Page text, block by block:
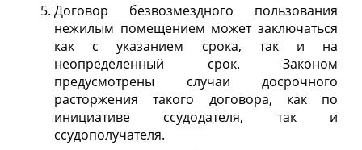
Договор безвозмездного пользования
нежилым помещением может заключаться
как с указанием срока, так и на
неопределенный срок. Законом
предусмотрены случаи досрочного
расторжения такого договора, как по
инициативе ссудодателя, так и
ссудополучателя.